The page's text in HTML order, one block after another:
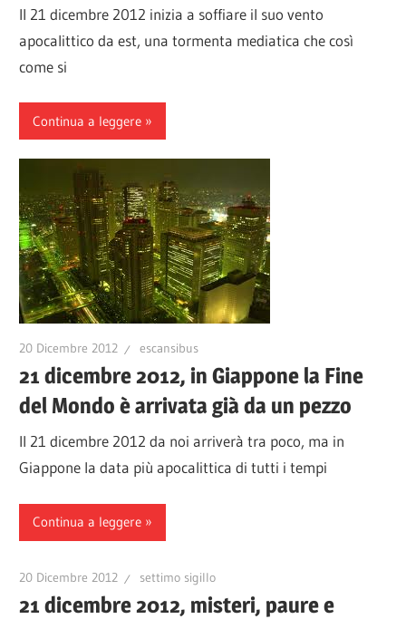
Il 21 dicembre 2012 inizia a soffiare il suo vento
apocalittico da est, una tormenta mediatica che così
come si
Continua a leggere
20 Dicembre 2012 escansibus
21 dicembre 2012, in Giappone la Fine
del Mondo è arrivata già da un pezzo
Il 21 dicembre 2012 da noi arriverà tra poco, ma in
Giappone la data più apocalittica di tutti i tempi
Continua a leggere
20 Dicembre 2012 settimo sigillo
21 dicembre 2012, misteri, paure e